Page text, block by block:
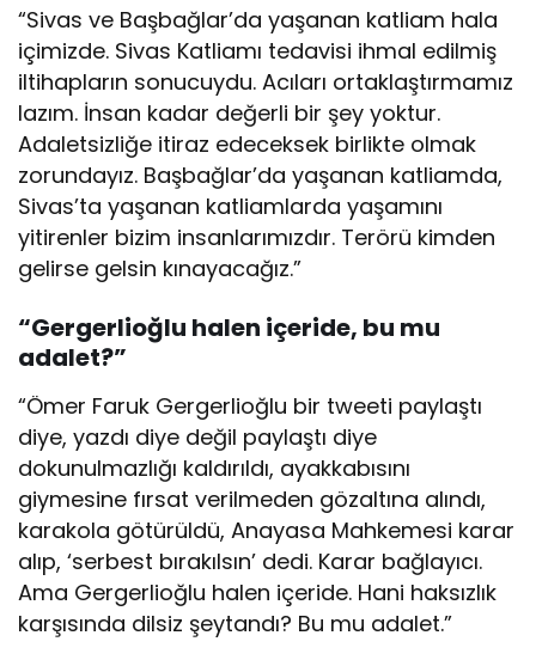
“Sivas ve Başbağlar’da yaşanan katliam hala
içimizde. Sivas Katliamı tedavisi ihmal edilmiş
iltihapların sonucuydu. Acıları ortaklaştırmamız
lazım. İnsan kadar değerli bir şey yoktur.
Adaletsizliğe itiraz edeceksek birlikte olmak
zorundayız. Başbağlar’da yaşanan katliamda,
Sivas’ta yaşanan katliamlarda yaşamını
yitirenler bizim insanlarımızdır. Terörü kimden
gelirse gelsin kınayacağız.”
“Gergerlioğlu halen içeride, bu mu
adalet?”
“Ömer Faruk Gergerlioğlu bir tweeti paylaştı
diye, yazdı diye değil paylaştı diye
dokunulmazlığı kaldırıldı, ayakkabısını
giymesine fırsat verilmeden gözaltına alındı,
karakola götürüldü, Anayasa Mahkemesi karar
alıp, ‘serbest bırakılsın’ dedi. Karar bağlayıcı.
Ama Gergerlioğlu halen içeride. Hani haksızlık
karşısında dilsiz şeytandı? Bu mu adalet.”